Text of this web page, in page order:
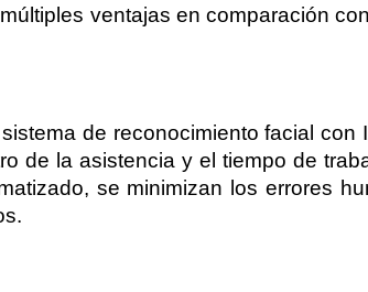
ventajas en comparación
de reconocimiento facial con
de la asistencia y el tiempo de
se minimizan los errores